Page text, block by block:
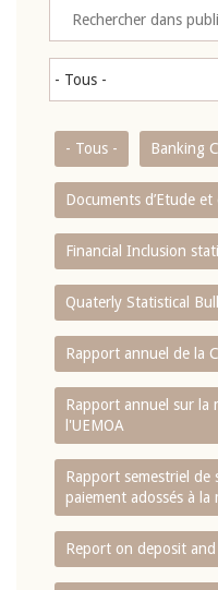
- Tous - Banking
Documents d’Etude et
Financial Inclusion
Quaterly Statistical
Rapport annuel de la
Rapport annuel sur la
l'UEMOA
Rapport semestriel de
paiement adossés à
Report on deposit